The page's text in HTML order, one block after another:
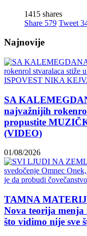
1415 shares
Share 579 Tweet
Najnovije
SA
najvažnijih
propustite
(VIDEO)
01/08/2026
TAMNA
Nova teorija menja
što vidimo nije sve